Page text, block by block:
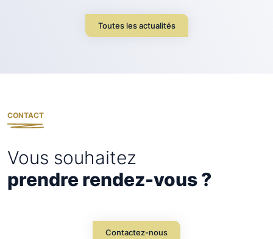
Toutes les actualités
CONTACT
Vous souhaitez
prendre rendez-vous ?
Contactez-nous